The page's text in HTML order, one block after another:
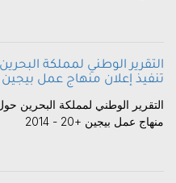
التقرير الوطني لمملكة
تنفيذ إعلان منهاج عمل بيجين +20 -
التقرير الوطني لمملكة البحرين
منهاج عمل بيجين +20 - 2014